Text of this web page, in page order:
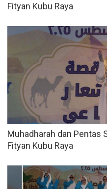
Fityan Kubu Raya
Muhadharah dan Pentas
Fityan Kubu Raya